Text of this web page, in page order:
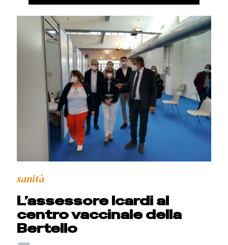
sanità
L’assessore Icardi al
centro vaccinale della
Bertello